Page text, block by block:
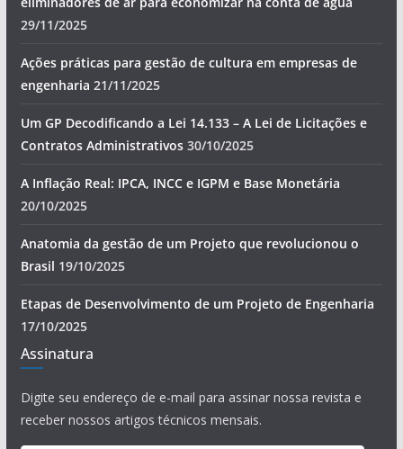
29/11/2025
Ações práticas para gestão de cultura em empresas de
engenharia 21/11/2025
Um GP Decodificando a Lei 14.133 – A Lei de Licitações e
Contratos Administrativos 30/10/2025
A Inflação Real: IPCA, INCC e IGPM e Base Monetária
20/10/2025
Anatomia da gestão de um Projeto que revolucionou o
Brasil 19/10/2025
Etapas de Desenvolvimento de um Projeto de Engenharia
17/10/2025
Assinatura
Digite seu endereço de e-mail para assinar nossa revista e
receber nossos artigos técnicos mensais.